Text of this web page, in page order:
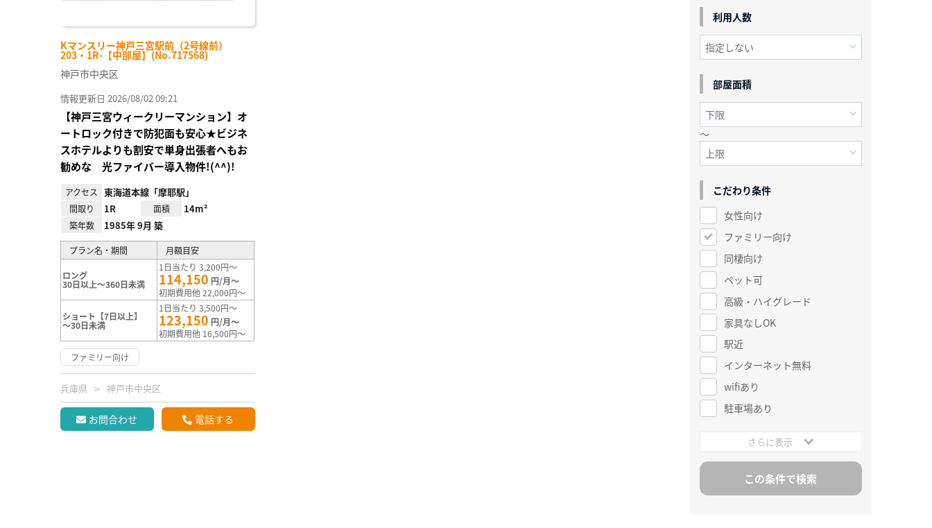
Kマンスリー神戸三宮駅前（2号線前）
203・1R-【中部屋】(No.717568)
神戸市中央区
情報更新日 2026/08/02 09:21
【神戸三宮ウィークリーマンション】オ
ートロック付きで防犯面も安心★ビジネ
スホテルよりも割安で単身出張者へもお
勧めな 光ファイバー導入物件!(^^)!
アクセス 東海道本線「摩耶駅」
間取り 1R 面積 14m²
築年数 1985年 9月 築
プラン名・期間 月額目安
ロング
30日以上～360日未満
1日当たり 3,200円～
114,150 円/月～
初期費用他 22,000円～
ショート【7日以上】
～30日未満
1日当たり 3,500円～
123,150 円/月～
初期費用他 16,500円～
ファミリー向け
兵庫県 神戸市中央区
お問合わせ 電話する
利用人数
部屋面積
～
こだわり条件
女性向け
ファミリー向け
同棲向け
ペット可
高級・ハイグレード
家具なしOK
駅近
インターネット無料
wifiあり
駐車場あり
さらに表示